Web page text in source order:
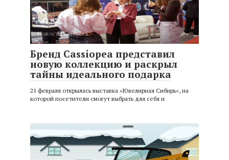
Новости Кузбасса
Бренд Cassiopea представил
новую коллекцию и раскрыл
тайны идеального подарка
21 февраля открылась выставка «Ювелирная Сибирь», на
которой посетители смогут выбрать для себя и